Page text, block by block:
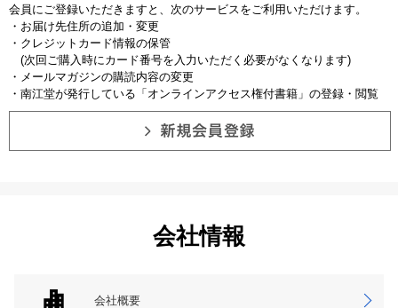
会員にご登録いただきますと、次のサービスをご利用いただけます。
・お届け先住所の追加・変更
・クレジットカード情報の保管
(次回ご購入時にカード番号を入力いただく必要がなくなります)
・メールマガジンの購読内容の変更
・南江堂が発行している「オンラインアクセス権付書籍」の登録・閲覧
会社情報
会社概要